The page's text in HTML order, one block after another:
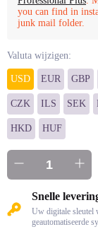
you can find in
junk mail folder.
Valuta wijzigen:
USD EUR GBP
CZK ILS SEK
HKD HUF
Snelle
Uw digitale sleutel
geautomatiseerde